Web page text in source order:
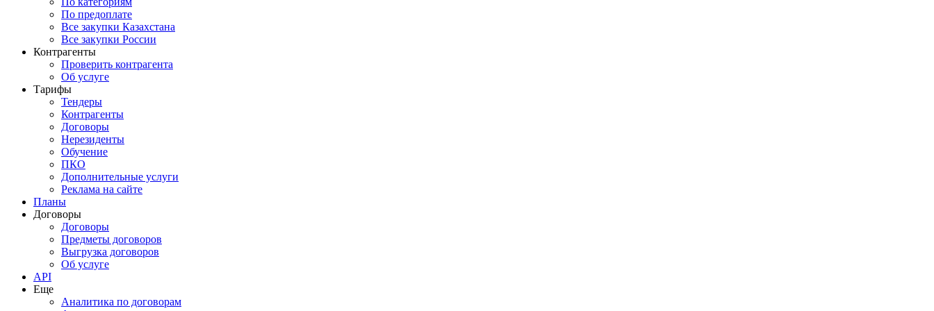
По предоплате
Все закупки Казахстана
Все закупки России
Контрагенты
Проверить контрагента
Об услуге
Тарифы
Тендеры
Контрагенты
Договоры
Нерезиденты
Обучение
ПКО
Дополнительные услуги
Реклама на сайте
Планы
Договоры
Договоры
Предметы договоров
Выгрузка договоров
Об услуге
API
Еще
Аналитика по договорам